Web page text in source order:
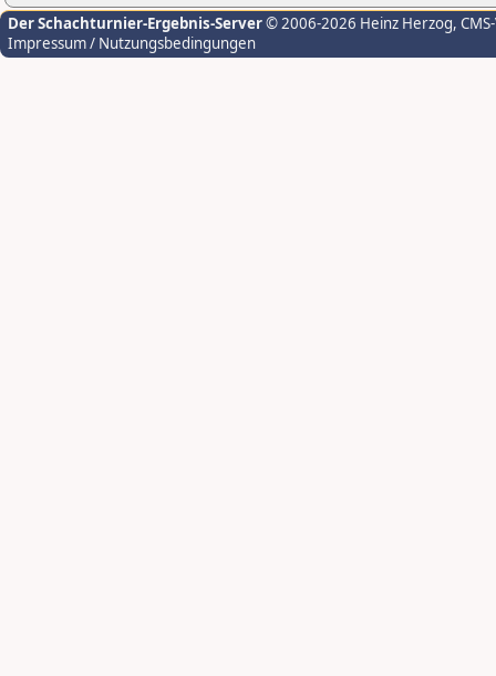
Der Schachturnier-Ergebnis-Server© 2006-2026 Heinz Herzog,
Impressum / Nutzungsbedingungen